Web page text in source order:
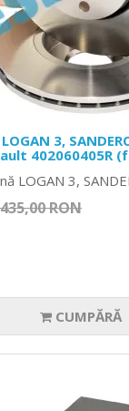
3,
402060405R
LOGAN 3,
435,00 RON
CUMPĂRĂ